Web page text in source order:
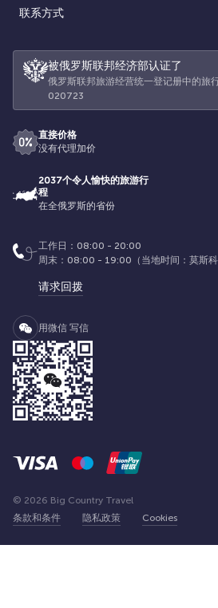
联系方式
被俄罗斯联邦经济部认证了
俄罗斯联邦旅游经营统一登记册中的旅
020723
直接价格
没有代理加价
2037个令人愉快的旅游行
程
在全俄罗斯的省份
工作日：08:00 - 20:00
周末：08:00 - 19:00（当地时间：莫斯科
请求回拨
用微信 写信
条款和条件 隐私政策 Cookies
© 2026 Big Country Travel